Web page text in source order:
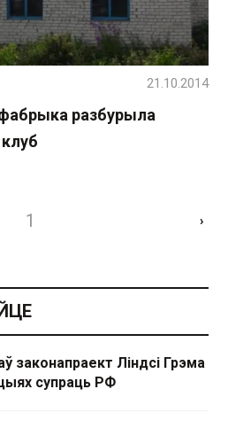
разбурыла
21.10.2014
1 ›
Ліндсі Грэма
супраць РФ